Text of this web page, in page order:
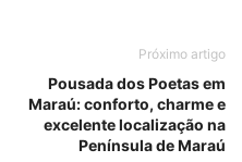
Próximo artigo
Pousada dos Poetas em
Maraú: conforto, charme e
excelente localização na
Península de Maraú